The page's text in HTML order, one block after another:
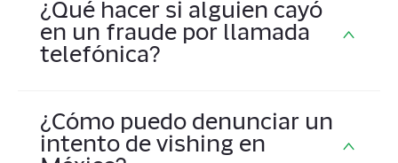
¿Qué hacer si alguien cayó
en un fraude por llamada
telefónica?
Si fuiste víctima de vishing, actúa rápido:
contacta a tu institución financiera para
¿Cómo puedo denunciar un
intento de vishing en